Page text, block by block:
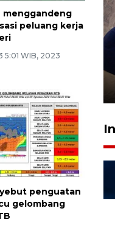
menggandeng
peluang kerja
5:01 WIB, 2023
penguatan
gelombang
terdakwa